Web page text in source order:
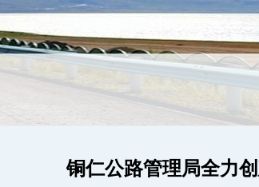
铜仁公路管理局全力